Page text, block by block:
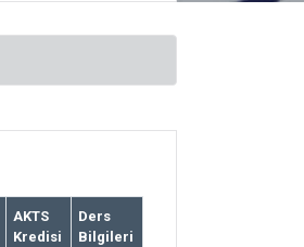
AKTS
Kredisi
Ders
Bilgileri